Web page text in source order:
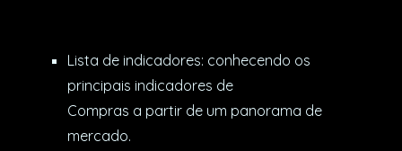
Lista de indicadores: conhecendo os
principais indicadores de
Compras a partir de um panorama de
mercado.